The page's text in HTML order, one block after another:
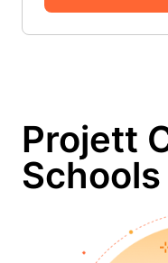
Projett
Schools